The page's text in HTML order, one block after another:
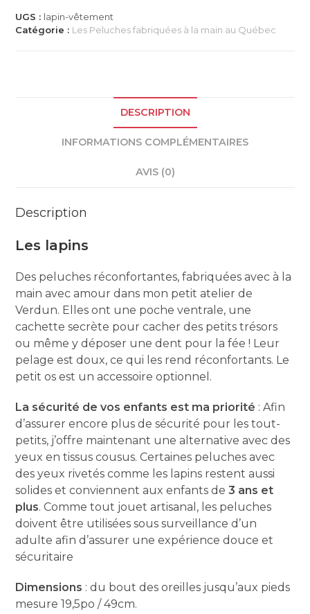
peluches
fabriquées
UGS : lapin-vêtement
Catégorie : Les Peluches fabriquées à la main au Québec
DESCRIPTION
INFORMATIONS COMPLÉMENTAIRES
AVIS (0)
Description
Les lapins
Des peluches réconfortantes, fabriquées avec à la
main avec amour dans mon petit atelier de
Verdun. Elles ont une poche ventrale, une
cachette secrète pour cacher des petits trésors
ou même y déposer une dent pour la fée ! Leur
pelage est doux, ce qui les rend réconfortants. Le
petit os est un accessoire optionnel.
La sécurité de vos enfants est ma priorité : Afin
d’assurer encore plus de sécurité pour les tout-
petits, j’offre maintenant une alternative avec des
yeux en tissus cousus. Certaines peluches avec
des yeux rivetés comme les lapins restent aussi
solides et conviennent aux enfants de3 ans et
plus. Comme tout jouet artisanal, les peluches
doivent être utilisées sous surveillance d’un
adulte afin d’assurer une expérience douce et
sécuritaire
Dimensions : du bout des oreilles jusqu’aux pieds
mesure 19,5po / 49cm.